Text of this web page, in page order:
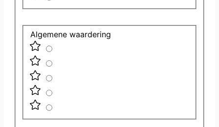
Algemene waardering